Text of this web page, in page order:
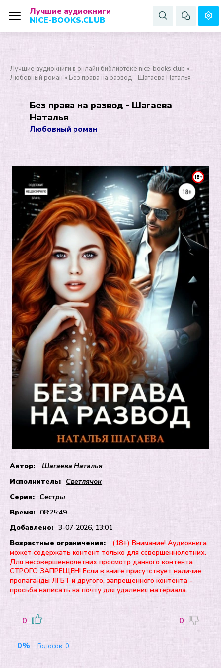
Лучшие аудиокниги
NICE-BOOKS.CLUB
Лучшие аудиокниги в онлайн библиотеке nice-books.club »
Любовный роман » Без права на развод - Шагаева Наталья
Без права на развод - Шагаева
Наталья
Любовный роман
Автор:
Шагаева Наталья
Исполнитель: Светлячок
Серия: Сестры
Время: 08:25:49
Добавлено: 3-07-2026, 13:01
Возрастные ограничения:
(18+) Внимание! Аудиокнига
может содержать контент только для совершеннолетних.
Для несовершеннолетних просмотр данного контента
СТРОГО ЗАПРЕЩЕН! Если в книге присутствует наличие
пропаганды ЛГБТ и другого, запрещенного контента -
просьба написать на почту для удаления материала.
0 0
0% Голосов: 0